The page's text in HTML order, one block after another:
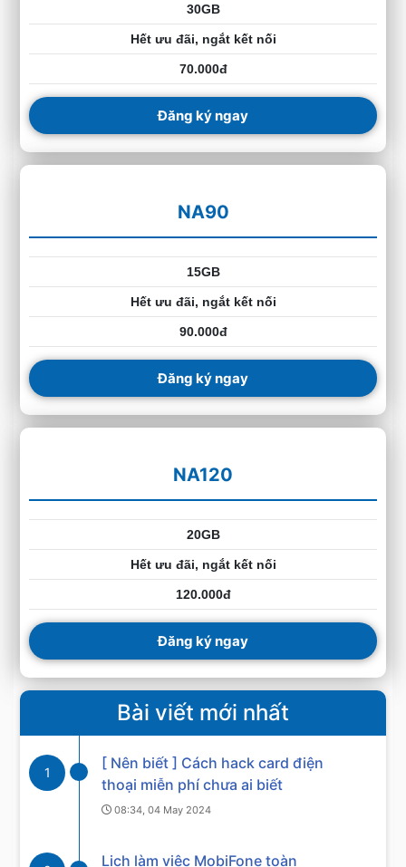
30GB
Hết ưu đãi, ngắt kết nối
70.000đ
Đăng ký ngay
NA90
15GB
Hết ưu đãi, ngắt kết nối
90.000đ
Đăng ký ngay
NA120
20GB
Hết ưu đãi, ngắt kết nối
120.000đ
Đăng ký ngay
Bài viết mới nhất
1
[ Nên biết ] Cách hack card điện
thoại miễn phí chưa ai biết
08:34, 04 May 2024
Lịch làm việc MobiFone toàn